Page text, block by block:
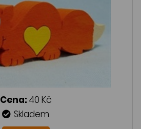
Cena: 40 Kč
Skladem